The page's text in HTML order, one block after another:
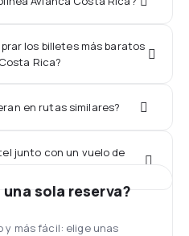
los billetes más baratos
Rica?
en rutas similares?
junto con un vuelo de
sola reserva?
y más fácil: elige unas